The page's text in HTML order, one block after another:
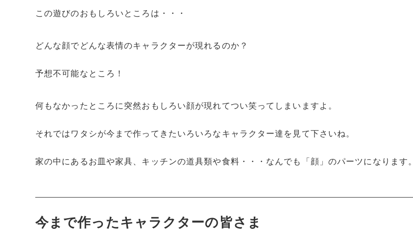
この遊びのおもしろいところは・・・
どんな顔でどんな表情のキャラクターが現れるのか？
予想不可能なところ！
何もなかったところに突然おもしろい顔が現れてつい笑ってしまいますよ。
それではワタシが今まで作ってきたいろいろなキャラクター達を見て下さいね。
家の中にあるお皿や家具、キッチンの道具類や食料・・・なんでも「顔」のパーツになります。
今まで作ったキャラクターの皆さま